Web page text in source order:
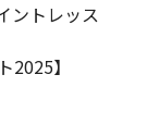
ントレッス
】